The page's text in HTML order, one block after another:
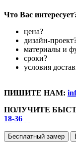
Что Вас
цена?
дизайн-
материалы и
сроки?
условия
ПИШИТЕ НАМ:
ПОЛУЧИТЕ
18-36
Бесплатный замер